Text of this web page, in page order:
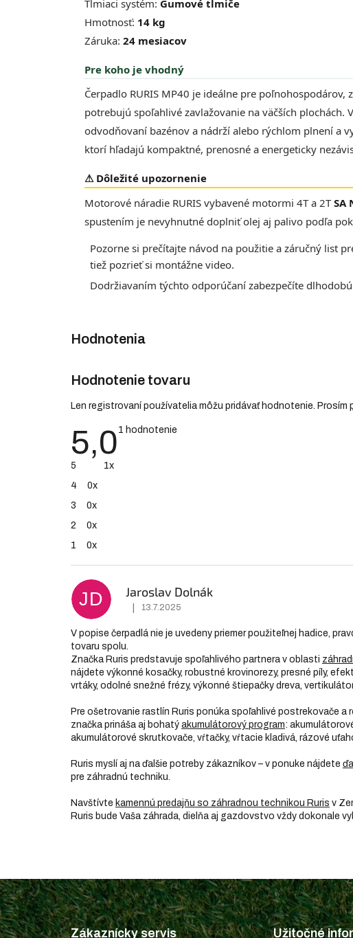
Tlmiaci systém: Gumové tlmiče
Hmotnosť: 14 kg
Záruka: 24 mesiacov
Pre koho je vhodný
Čerpadlo RURIS MP40 je ideálne pre
potrebujú spoľahlivé zavlažovanie na väčších
odvodňovaní bazénov a nádrží alebo rýchlom plnení a
ktorí hľadajú kompaktné, prenosné a energeticky
⚠ Dôležité upozornenie
Motorové náradie RURIS vybavené motormi 4T a 2TSA
spustením je nevyhnutné doplniť olej aj palivo podľa
Pozorne si prečítajte návod na použitie a záručný list
tiež pozrieť si montážne video.
Dodržiavaním týchto odporúčaní zabezpečíte
Hodnotenie tovaru
Len registrovaní používatelia môžu pridávať hodnotenie. Prosím
5,0 Priemerné
1 hodnotenie
5
1x
4
0x
3
0x
2
0x
1
0x
ý
p
i
s
o
d
n
o
t
n
í
JD Jaroslav Dolnák
Hodnotenie produktu je 5 z 5 hviezdičiek.
13.7.2025
V popise čerpadlá nie je uvedeny priemer použiteľnej hadice,
tovaru spolu.
Značka Ruris predstavuje spoľahlivého partnera v oblasti
nájdete výkonné kosačky, robustné krovinorezy, presné píly,
vrtáky, odolné snežné frézy, výkonné štiepačky dreva,
Pre ošetrovanie rastlín Ruris ponúka spoľahlivé postrekovače
značka prináša aj bohatý akumulátorový program:
akumulátorové skrutkovače, vŕtačky, vŕtacie kladivá, rázové
Ruris myslí aj na ďalšie potreby zákazníkov – v ponuke nájdete
pre záhradnú techniku.
Navštívte kamennú predajňu so záhradnou technikou Ruris v
Ruris bude Vaša záhrada, dielňa aj gazdovstvo vždy dokonale
Z
á
p
Zákaznícky servis Užitočné